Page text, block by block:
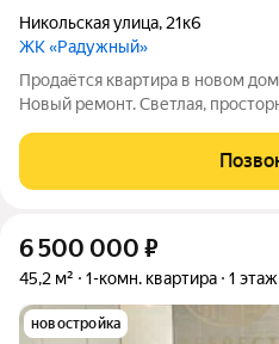
Никольская улица, 21к6
ЖК «Радужный»
Продаётся квартира в новом
Новый ремонт. Светлая,
материалов. Дом тёплый.
города с быстро развивающейся
6 500 000 ₽
45,2 м² 1-комн. квартира 1 этаж
новостройка